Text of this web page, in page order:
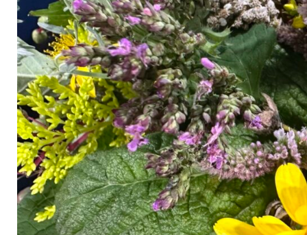
zu
glauben“
17.
August
2025